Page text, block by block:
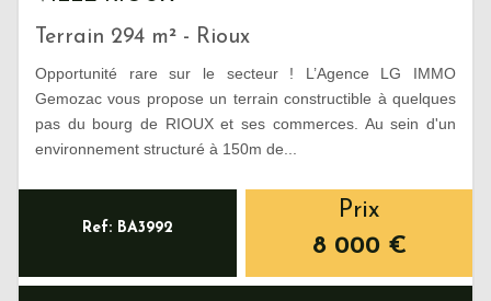
Terrain 294 m² - Rioux
Opportunité rare sur le secteur ! L’Agence LG IMMO
Gemozac vous propose un terrain constructible à quelques
pas du bourg de RIOUX et ses commerces. Au sein d'un
environnement structuré à 150m de...
Ref: BA3992
Prix
8 000 €